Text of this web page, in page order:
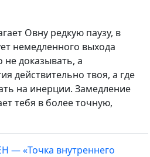
Овну редкую паузу, в
немедленного выхода
не доказывать, а
действительно твоя, а где
на инерции. Замедление
тебя в более точную,
— «Точка внутреннего